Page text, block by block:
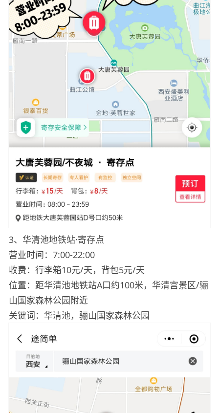
3、华清池地铁站·寄存点
营业时间：7:00-22:00
收费：行李箱10元/天，背包5元/天
位置：距华清池地铁站A口约100米，华清宫景区/骊
山国家森林公园附近
关键词：华清池，骊山国家森林公园